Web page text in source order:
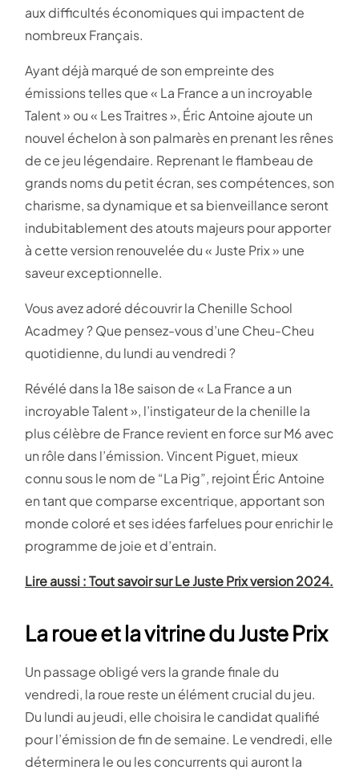
aux difficultés économiques qui impactent de
nombreux Français.
Ayant déjà marqué de son empreinte des
émissions telles que « La France a un incroyable
Talent » ou « Les Traitres », Éric Antoine ajoute un
nouvel échelon à son palmarès en prenant les rênes
de ce jeu légendaire. Reprenant le flambeau de
grands noms du petit écran, ses compétences, son
charisme, sa dynamique et sa bienveillance seront
indubitablement des atouts majeurs pour apporter
à cette version renouvelée du « Juste Prix » une
saveur exceptionnelle.
Vous avez adoré découvrir la Chenille School
Acadmey ? Que pensez-vous d’une Cheu-Cheu
quotidienne, du lundi au vendredi ?
Révélé dans la 18e saison de « La France a un
incroyable Talent », l’instigateur de la chenille la
plus célèbre de France revient en force sur M6 avec
un rôle dans l’émission. Vincent Piguet, mieux
connu sous le nom de “La Pig”, rejoint Éric Antoine
en tant que comparse excentrique, apportant son
monde coloré et ses idées farfelues pour enrichir le
programme de joie et d’entrain.
Lire aussi : Tout savoir sur Le Juste Prix version 2024.
La roue et la vitrine du Juste Prix
Un passage obligé vers la grande finale du
vendredi, la roue reste un élément crucial du jeu.
Du lundi au jeudi, elle choisira le candidat qualifié
pour l’émission de fin de semaine. Le vendredi, elle
déterminera le ou les concurrents qui auront la